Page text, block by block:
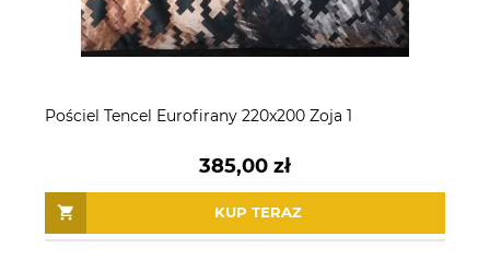
Pościel Tencel Eurofirany 220x200 Zoja 1
385,00 zł
KUP TERAZ